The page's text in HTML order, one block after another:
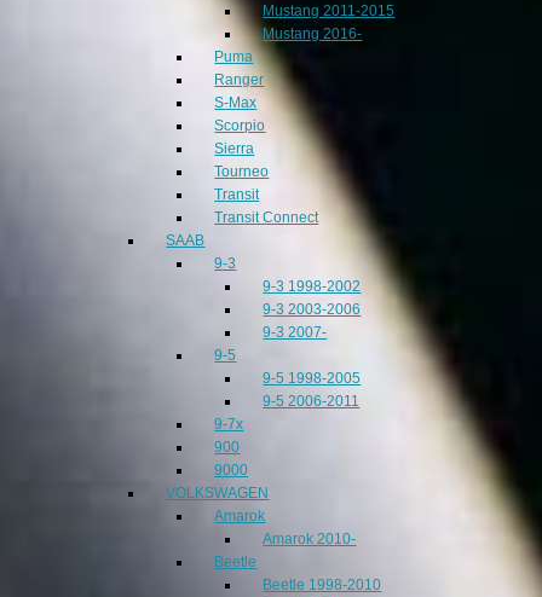
Mustang 2011-2015
Mustang 2016-
Puma
Ranger
S-Max
Scorpio
Sierra
Tourneo
Transit
Transit Connect
SAAB
9-3
9-3 1998-2002
9-3 2003-2006
9-3 2007-
9-5
9-5 1998-2005
9-5 2006-2011
9-7x
900
9000
VOLKSWAGEN
Amarok
Amarok 2010-
Beetle
Beetle 1998-2010